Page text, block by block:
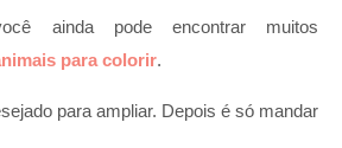
ainda pode encontrar muitos
para colorir.
para ampliar. Depois é só mandar